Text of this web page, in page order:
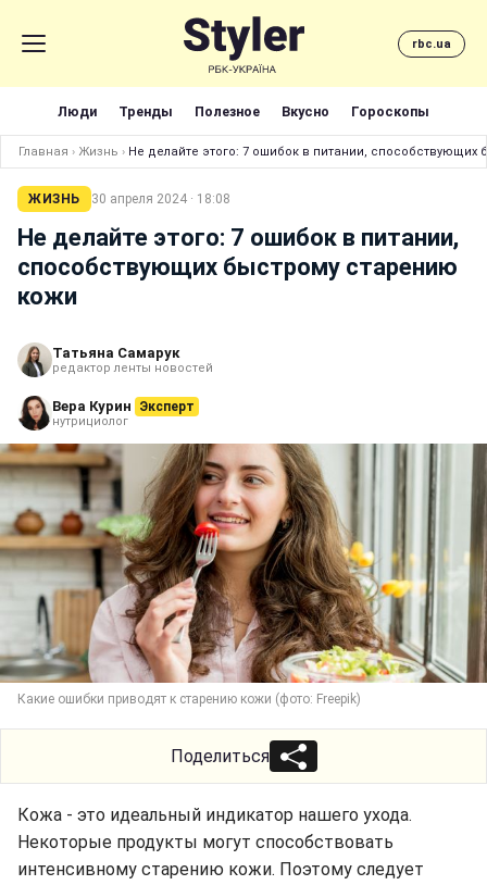
rbc.ua
Люди Тренды Полезное Вкусно Гороскопы
Главная › Жизнь › Не делайте этого: 7 ошибок в питании, способствующих
ЖИЗНЬ 30 апреля 2024 · 18:08
Не делайте этого: 7 ошибок в питании,
способствующих быстрому старению
кожи
Татьяна Самарук
редактор ленты новостей
Вера Курин Эксперт
нутрициолог
Какие ошибки приводят к старению кожи (фото: Freepik)
Поделиться
Кожа - это идеальный индикатор нашего ухода.
Некоторые продукты могут способствовать
интенсивному старению кожи. Поэтому следует